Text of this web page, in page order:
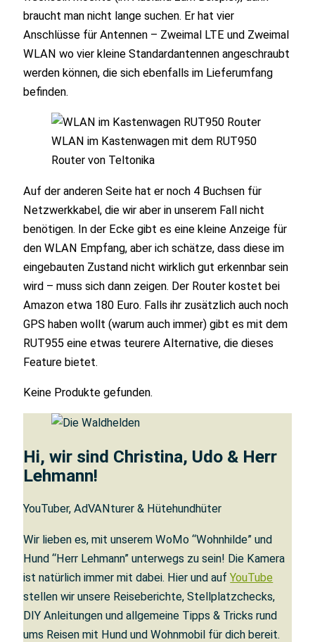
braucht man nicht lange suchen. Er hat vier
Anschlüsse für Antennen – Zweimal LTE und Zweimal
WLAN wo vier kleine Standardantennen angeschraubt
werden können, die sich ebenfalls im Lieferumfang
befinden.
WLAN im Kastenwagen mit dem RUT950
Router von Teltonika
Auf der anderen Seite hat er noch 4 Buchsen für
Netzwerkkabel, die wir aber in unserem Fall nicht
benötigen. In der Ecke gibt es eine kleine Anzeige für
den WLAN Empfang, aber ich schätze, dass diese im
eingebauten Zustand nicht wirklich gut erkennbar sein
wird – muss sich dann zeigen. Der Router kostet bei
Amazon etwa 180 Euro. Falls ihr zusätzlich auch noch
GPS haben wollt (warum auch immer) gibt es mit dem
RUT955 eine etwas teurere Alternative, die dieses
Feature bietet.
Keine Produkte gefunden.
Hi, wir sind Christina, Udo & Herr
Lehmann!
YouTuber, AdVANturer & Hütehundhüter
Wir lieben es, mit unserem WoMo “Wohnhilde” und
Hund “Herr Lehmann” unterwegs zu sein! Die Kamera
ist natürlich immer mit dabei. Hier und aufYouTube
stellen wir unsere Reiseberichte, Stellplatzchecks,
DIY Anleitungen und allgemeine Tipps & Tricks rund
ums Reisen mit Hund und Wohnmobil für dich bereit.